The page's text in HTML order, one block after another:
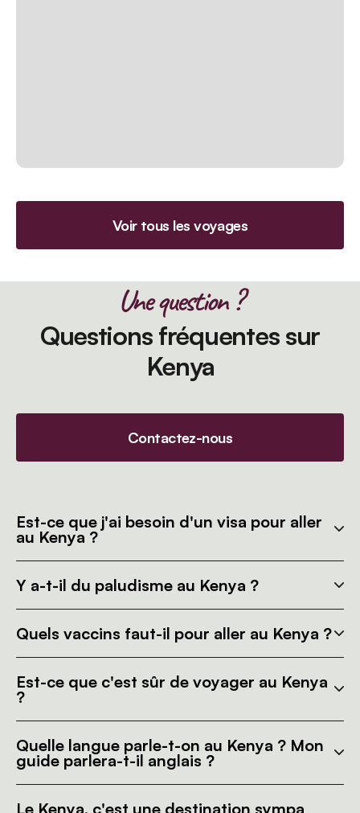
Voir tous les voyages
Une question ?
Questions fréquentes sur
Kenya
Contactez-nous
Est-ce que j'ai besoin d'un visa pour aller
au Kenya ?
Y a-t-il du paludisme au Kenya ?
Quels vaccins faut-il pour aller au Kenya ?
Est-ce que c'est sûr de voyager au Kenya
?
Quelle langue parle-t-on au Kenya ? Mon
guide parlera-t-il anglais ?
Le Kenya, c'est une destination sympa